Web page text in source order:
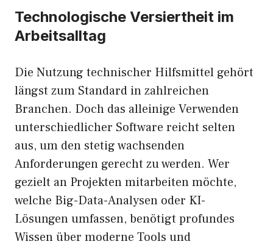
Technologische Versiertheit im
Arbeitsalltag
Die Nutzung technischer Hilfsmittel gehört
längst zum Standard in zahlreichen
Branchen. Doch das alleinige Verwenden
unterschiedlicher Software reicht selten
aus, um den stetig wachsenden
Anforderungen gerecht zu werden. Wer
gezielt an Projekten mitarbeiten möchte,
welche Big-Data-Analysen oder KI-
Lösungen umfassen, benötigt profundes
Wissen über moderne Tools und